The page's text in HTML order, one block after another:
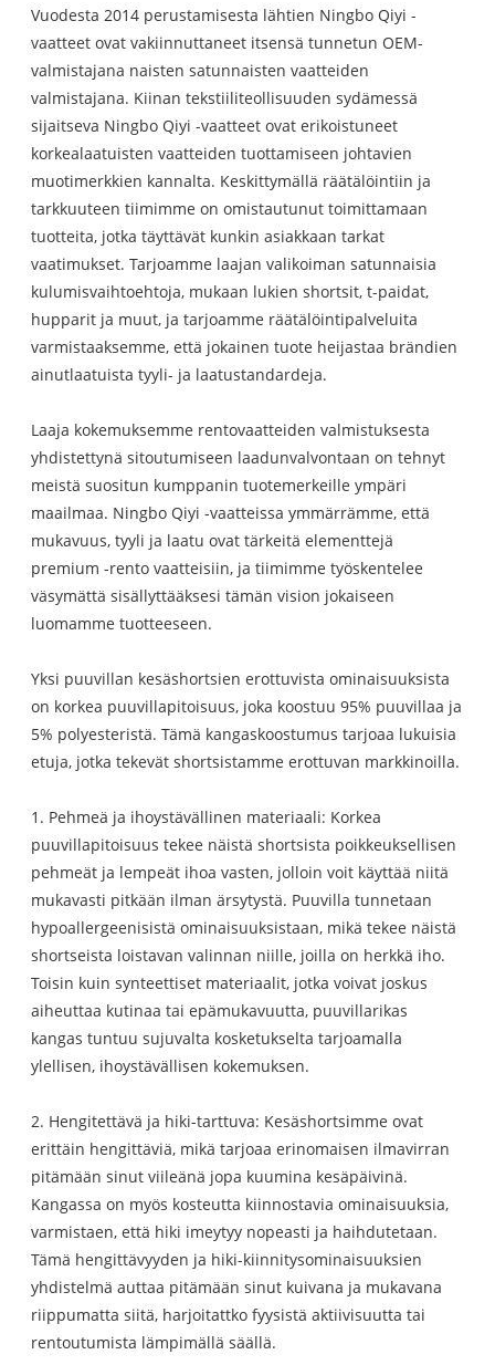
Vuodesta 2014 perustamisesta lähtien Ningbo Qiyi -
vaatteet ovat vakiinnuttaneet itsensä tunnetun OEM-
valmistajana naisten satunnaisten vaatteiden
valmistajana. Kiinan tekstiiliteollisuuden sydämessä
sijaitseva Ningbo Qiyi -vaatteet ovat erikoistuneet
korkealaatuisten vaatteiden tuottamiseen johtavien
muotimerkkien kannalta. Keskittymällä räätälöintiin ja
tarkkuuteen tiimimme on omistautunut toimittamaan
tuotteita, jotka täyttävät kunkin asiakkaan tarkat
vaatimukset. Tarjoamme laajan valikoiman satunnaisia ​​
kulumisvaihtoehtoja, mukaan lukien shortsit, t-paidat,
hupparit ja muut, ja tarjoamme räätälöintipalveluita
varmistaaksemme, että jokainen tuote heijastaa brändien
ainutlaatuista tyyli- ja laatustandardeja.
Laaja kokemuksemme rentovaatteiden valmistuksesta
yhdistettynä sitoutumiseen laadunvalvontaan on tehnyt
meistä suositun kumppanin tuotemerkeille ympäri
maailmaa. Ningbo Qiyi -vaatteissa ymmärrämme, että
mukavuus, tyyli ja laatu ovat tärkeitä elementtejä
premium -rento vaatteisiin, ja tiimimme työskentelee
väsymättä sisällyttääksesi tämän vision jokaiseen
luomamme tuotteeseen.
Yksi puuvillan kesäshortsien erottuvista ominaisuuksista
on korkea puuvillapitoisuus, joka koostuu 95% puuvillaa ja
5% polyesteristä. Tämä kangaskoostumus tarjoaa lukuisia
etuja, jotka tekevät shortsistamme erottuvan markkinoilla.
1. Pehmeä ja ihoystävällinen materiaali: Korkea
puuvillapitoisuus tekee näistä shortsista poikkeuksellisen
pehmeät ja lempeät ihoa vasten, jolloin voit käyttää niitä
mukavasti pitkään ilman ärsytystä. Puuvilla tunnetaan
hypoallergeenisistä ominaisuuksistaan, mikä tekee näistä
shortseista loistavan valinnan niille, joilla on herkkä iho.
Toisin kuin synteettiset materiaalit, jotka voivat joskus
aiheuttaa kutinaa tai epämukavuutta, puuvillarikas
kangas tuntuu sujuvalta kosketukselta tarjoamalla
ylellisen, ihoystävällisen kokemuksen.
2. Hengitettävä ja hiki-tarttuva: Kesäshortsimme ovat
erittäin hengittäviä, mikä tarjoaa erinomaisen ilmavirran
pitämään sinut viileänä jopa kuumina kesäpäivinä.
Kangassa on myös kosteutta kiinnostavia ominaisuuksia,
varmistaen, että hiki imeytyy nopeasti ja haihdutetaan.
Tämä hengittävyyden ja hiki-kiinnitysominaisuuksien
yhdistelmä auttaa pitämään sinut kuivana ja mukavana
riippumatta siitä, harjoitattko fyysistä aktiivisuutta tai
rentoutumista lämpimällä säällä.